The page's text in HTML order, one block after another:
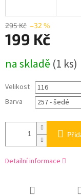
295 Kč –32 %
199 Kč
cena:
na skladě (1 ks)
Velikost
Barva
Detailní informace